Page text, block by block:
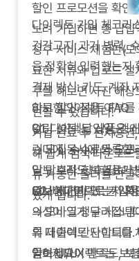
할인 프로모션을 확인
노려 가입하면 총 납
청구 서비스 체험판(
요한 서류와 업로드
구를 해보면 사진 해
인할 수 있습니다.
가입 완료 후 전자증
해 쉽게 검색·다운로
유 가능한 폴더를 만
있게 합니다.
다이렉트 가입 체크리
건강고지: 과거 병력,
을 정확히 입력했는지
결제 방식: 카드, 계좌
하고 할인 적용 여부를
알림 설정: 납입일, 갱
린더에 동시에 등록합
담보 추적: 향후 담보
료나 제한이 있는지 확
암보험다이렉트 FAQ
Q1.다이렉트 상품은
→ 모집 수수료와 오프
일 담보라도 보험료가
Q2.비대면으로 가입
→ 모바일 청구 시스템
류 제출이 간단합니다
인하세요.
암보험다이렉트는 사
의성이 크게 달라집니
의 다이렉트 사이트를
들어 UI/UX 만족도,
암보험다이렉트는 보